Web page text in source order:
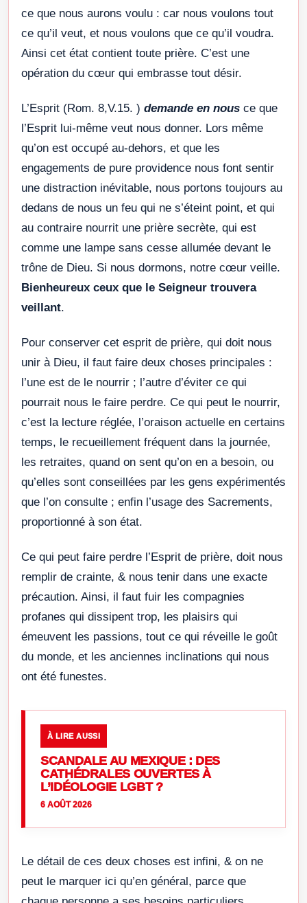
ce que nous aurons voulu : car nous voulons tout
ce qu’il veut, et nous voulons que ce qu’il voudra.
Ainsi cet état contient toute prière. C’est une
opération du cœur qui embrasse tout désir.
L’Esprit (Rom. 8,V.15. ) demande en nous ce que
l’Esprit lui-même veut nous donner. Lors même
qu’on est occupé au-dehors, et que les
engagements de pure providence nous font sentir
une distraction inévitable, nous portons toujours au
dedans de nous un feu qui ne s’éteint point, et qui
au contraire nourrit une prière secrète, qui est
comme une lampe sans cesse allumée devant le
trône de Dieu. Si nous dormons, notre cœur veille.
Bienheureux ceux que le Seigneur trouvera
veillant.
Pour conserver cet esprit de prière, qui doit nous
unir à Dieu, il faut faire deux choses principales :
l’une est de le nourrir ; l’autre d’éviter ce qui
pourrait nous le faire perdre. Ce qui peut le nourrir,
c’est la lecture réglée, l’oraison actuelle en certains
temps, le recueillement fréquent dans la journée,
les retraites, quand on sent qu’on en a besoin, ou
qu’elles sont conseillées par les gens expérimentés
que l’on consulte ; enfin l’usage des Sacrements,
proportionné à son état.
Ce qui peut faire perdre l’Esprit de prière, doit nous
remplir de crainte, & nous tenir dans une exacte
précaution. Ainsi, il faut fuir les compagnies
profanes qui dissipent trop, les plaisirs qui
émeuvent les passions, tout ce qui réveille le goût
du monde, et les anciennes inclinations qui nous
ont été funestes.
À LIRE AUSSI
SCANDALE AU MEXIQUE : DES
CATHÉDRALES OUVERTES À
L’IDÉOLOGIE LGBT ?
6 AOÛT 2026
Le détail de ces deux choses est infini, & on ne
peut le marquer ici qu’en général, parce que